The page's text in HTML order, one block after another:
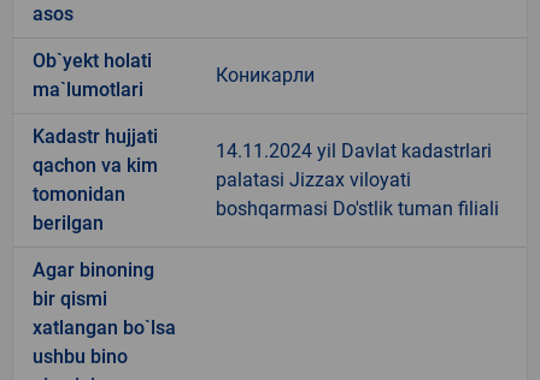
asos
Ob`yekt holati
ma`lumotlari
Коникарли
Kadastr hujjati
qachon va kim
tomonidan
berilgan
14.11.2024 yil Davlat kadastrlari
palatasi Jizzax viloyati
boshqarmasi Do'stlik tuman filiali
Agar binoning
bir qismi
xatlangan bo`lsa
ushbu bino